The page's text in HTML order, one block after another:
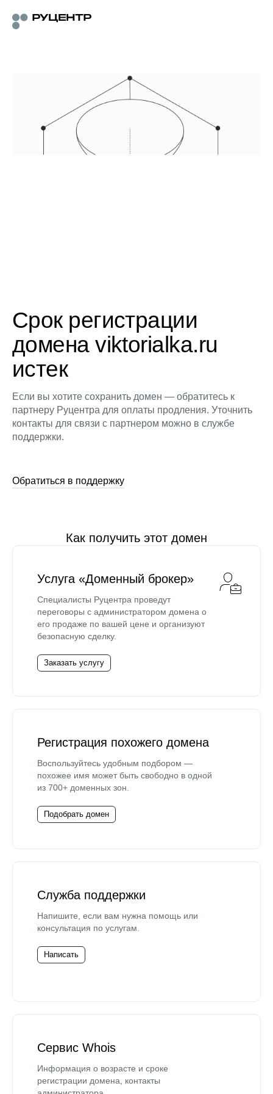
Срок регистрации
домена viktorialka.ru
истек
Если вы хотите сохранить домен — обратитесь к
партнеру Руцентра для оплаты продления. Уточнить
контакты для связи с партнером можно в службе
поддержки.
Обратиться в поддержку
Как получить этот домен
Услуга «Доменный брокер»
Специалисты Руцентра проведут
переговоры с администратором домена о
его продаже по вашей цене и организуют
безопасную сделку.
Заказать услугу
Регистрация похожего домена
Воспользуйтесь удобным подбором —
похожее имя может быть свободно в одной
из 700+ доменных зон.
Подобрать домен
Служба поддержки
Напишите, если вам нужна помощь или
консультация по услугам.
Написать
Сервис Whois
Информация о возрасте и сроке
регистрации домена, контакты